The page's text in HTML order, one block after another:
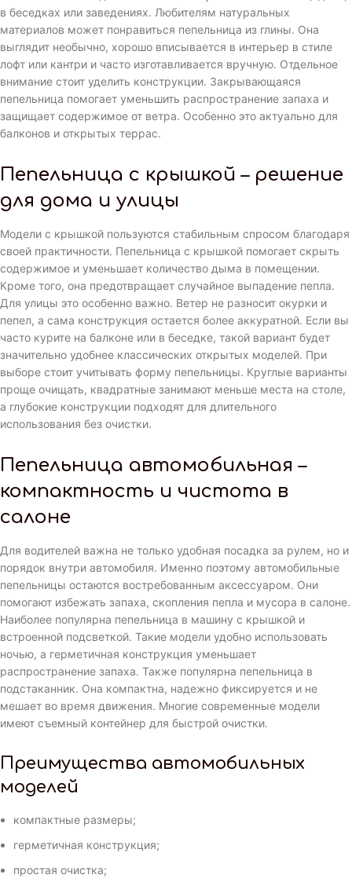
в беседках или заведениях. Любителям натуральных
материалов может понравиться пепельница из глины. Она
выглядит необычно, хорошо вписывается в интерьер в стиле
лофт или кантри и часто изготавливается вручную. Отдельное
внимание стоит уделить конструкции. Закрывающаяся
пепельница помогает уменьшить распространение запаха и
защищает содержимое от ветра. Особенно это актуально для
балконов и открытых террас.
Пепельница с крышкой – решение
для дома и улицы
Модели с крышкой пользуются стабильным спросом благодаря
своей практичности. Пепельница с крышкой помогает скрыть
содержимое и уменьшает количество дыма в помещении.
Кроме того, она предотвращает случайное выпадение пепла.
Для улицы это особенно важно. Ветер не разносит окурки и
пепел, а сама конструкция остается более аккуратной. Если вы
часто курите на балконе или в беседке, такой вариант будет
значительно удобнее классических открытых моделей. При
выборе стоит учитывать форму пепельницы. Круглые варианты
проще очищать, квадратные занимают меньше места на столе,
а глубокие конструкции подходят для длительного
использования без очистки.
Пепельница автомобильная –
компактность и чистота в
салоне
Для водителей важна не только удобная посадка за рулем, но и
порядок внутри автомобиля. Именно поэтому автомобильные
пепельницы остаются востребованным аксессуаром. Они
помогают избежать запаха, скопления пепла и мусора в салоне.
Наиболее популярна пепельница в машину с крышкой и
встроенной подсветкой. Такие модели удобно использовать
ночью, а герметичная конструкция уменьшает
распространение запаха. Также популярна пепельница в
подстаканник. Она компактна, надежно фиксируется и не
мешает во время движения. Многие современные модели
имеют съемный контейнер для быстрой очистки.
Преимущества автомобильных
моделей
компактные размеры;
герметичная конструкция;
простая очистка;